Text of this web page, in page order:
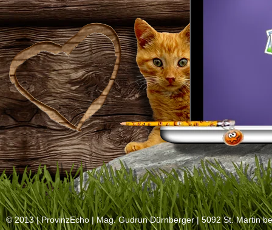
© 2013 |ProvinzEcho | Mag. Gudrun Dürnberger | 5092 St. Martin